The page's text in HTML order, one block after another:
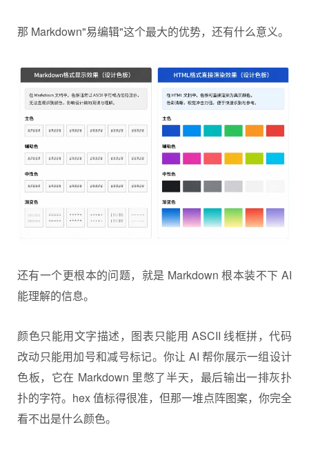
那 Markdown"易编辑"这个最大的优势，还有什么意义。
还有一个更根本的问题，就是 Markdown 根本装不下 AI
能理解的信息。
颜色只能用文字描述，图表只能用 ASCII 线框拼，代码
改动只能用加号和减号标记。你让 AI 帮你展示一组设计
色板，它在 Markdown 里憋了半天，最后输出一排灰扑
扑的字符。hex 值标得很准，但那一堆点阵图案，你完全
看不出是什么颜色。